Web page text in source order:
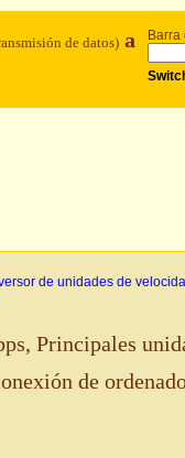
de datos) a
de unidades de
Principales
de